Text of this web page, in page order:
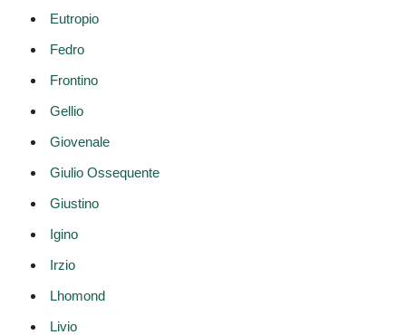
Eutropio
Fedro
Frontino
Gellio
Giovenale
Giulio Ossequente
Giustino
Igino
Irzio
Lhomond
Livio